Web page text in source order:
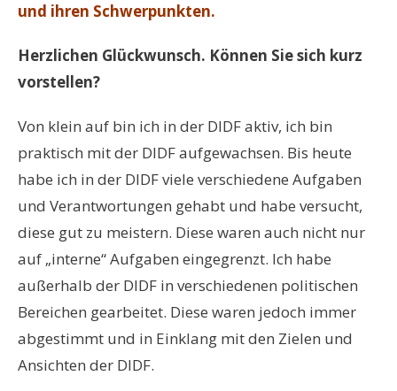
und ihren Schwerpunkten.
Herzlichen Glückwunsch. Können Sie sich kurz
vorstellen?
Von klein auf bin ich in der DIDF aktiv, ich bin
praktisch mit der DIDF aufgewachsen. Bis heute
habe ich in der DIDF viele verschiedene Aufgaben
und Verantwortungen gehabt und habe versucht,
diese gut zu meistern. Diese waren auch nicht nur
auf „interne“ Aufgaben eingegrenzt. Ich habe
außerhalb der DIDF in verschiedenen politischen
Bereichen gearbeitet. Diese waren jedoch immer
abgestimmt und in Einklang mit den Zielen und
Ansichten der DIDF.